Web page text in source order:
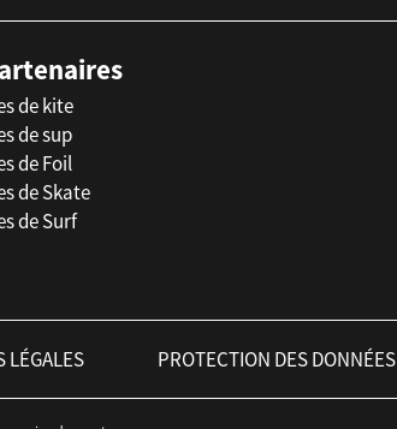
de kite
de sup
de Foil
de Skate
de Surf
LÉGALES PROTECTION DES DONNÉES